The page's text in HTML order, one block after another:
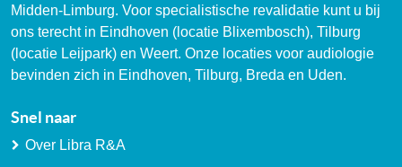
Midden-Limburg. Voor specialistische revalidatie kunt u bij
ons terecht in Eindhoven (locatie Blixembosch), Tilburg
(locatie Leijpark) en Weert. Onze locaties voor audiologie
bevinden zich in Eindhoven, Tilburg, Breda en Uden.
Snel naar
Over Libra R&A